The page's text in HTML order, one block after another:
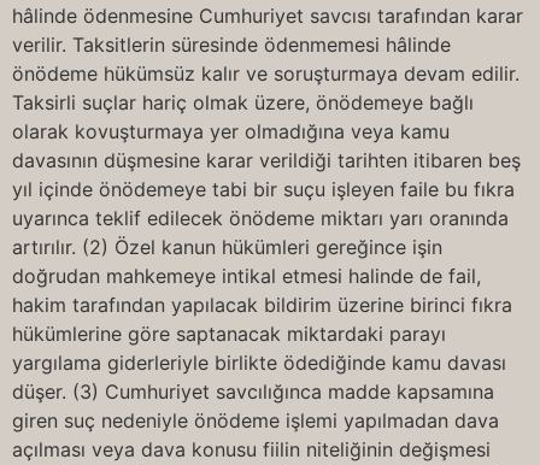
hâlinde ödenmesine Cumhuriyet savcısı tarafından karar
verilir. Taksitlerin süresinde ödenmemesi hâlinde
önödeme hükümsüz kalır ve soruşturmaya devam edilir.
Taksirli suçlar hariç olmak üzere, önödemeye bağlı
olarak kovuşturmaya yer olmadığına veya kamu
davasının düşmesine karar verildiği tarihten itibaren beş
yıl içinde önödemeye tabi bir suçu işleyen faile bu fıkra
uyarınca teklif edilecek önödeme miktarı yarı oranında
artırılır. (2) Özel kanun hükümleri gereğince işin
doğrudan mahkemeye intikal etmesi halinde de fail,
hakim tarafından yapılacak bildirim üzerine birinci fıkra
hükümlerine göre saptanacak miktardaki parayı
yargılama giderleriyle birlikte ödediğinde kamu davası
düşer. (3) Cumhuriyet savcılığınca madde kapsamına
giren suç nedeniyle önödeme işlemi yapılmadan dava
açılması veya dava konusu fiilin niteliğinin değişmesi